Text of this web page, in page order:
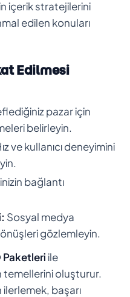
içerik stratejilerini
edilen konuları
Edilmesi
pazar için
belirleyin.
ve kullanıcı deneyimini
bağlantı
Sosyal medya
gözlemleyin.
Paketleriile
temellerini oluşturur.
başarı